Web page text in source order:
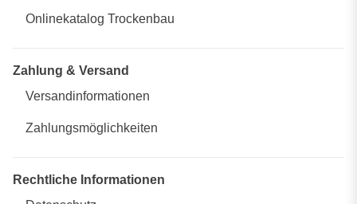
Onlinekatalog Trockenbau
Zahlung & Versand
Versandinformationen
Zahlungsmöglichkeiten
Rechtliche Informationen